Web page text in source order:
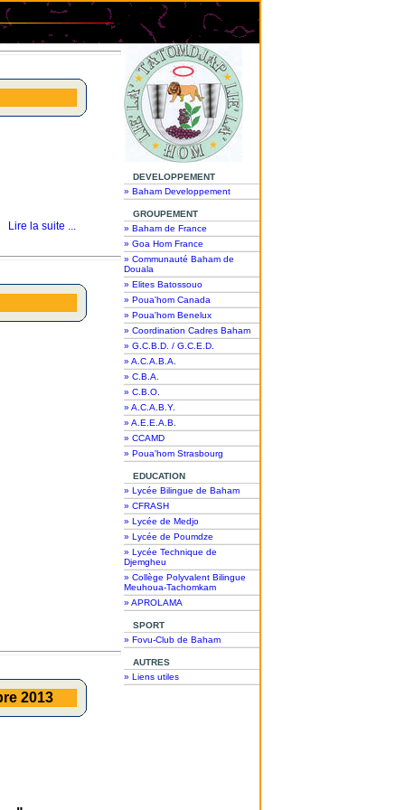
DEVELOPPEMENT
» Baham Developpement
GROUPEMENT
» Baham de France
» Goa Hom France
» Communauté Baham de
Douala
» Elites Batossouo
» Poua'hom Canada
» Poua'hom Benelux
» Coordination Cadres Baham
» G.C.B.D. / G.C.E.D.
» A.C.A.B.A.
» C.B.A.
» C.B.O.
» A.C.A.B.Y.
» A.E.E.A.B.
» CCAMD
» Poua'hom Strasbourg
EDUCATION
» Lycée Bilingue de Baham
» CFRASH
» Lycée de Medjo
» Lycée de Poumdze
» Lycée Technique de
Djemgheu
» Collège Polyvalent Bilingue
Meuhoua-Tachomkam
» APROLAMA
SPORT
» Fovu-Club de Baham
AUTRES
» Liens utiles
Lire la suite ...
2013